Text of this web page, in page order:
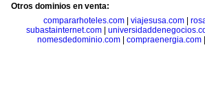
Otros dominios en venta:
compararhoteles.com| viajesusa.com|
subastainternet.com|
nomesdedominio.com| compraenergia.com